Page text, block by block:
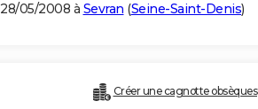
28/05/2008 à Sevran (Seine-Saint-Denis)
Créer une cagnotte obsèques